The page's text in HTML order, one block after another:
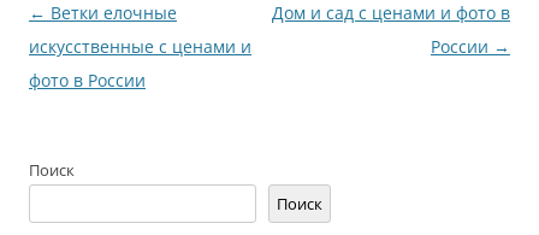
Навигация
по
записям
← Ветки елочные
искусственные с ценами и
фото в России
Дом и сад с ценами и фото в
России →
Поиск
Поиск